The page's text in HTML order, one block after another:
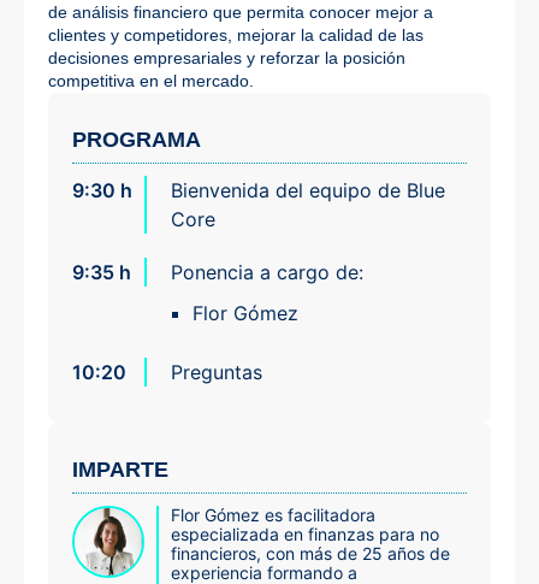
de análisis financiero que permita conocer mejor a
clientes y competidores, mejorar la calidad de las
decisiones empresariales y reforzar la posición
competitiva en el mercado.
PROGRAMA
9:30 h
Bienvenida del equipo de Blue
Core
9:35 h
Ponencia a cargo de:
Flor Gómez
10:20 Preguntas
IMPARTE
Flor Gómez es facilitadora
especializada en finanzas para no
financieros, con más de 25 años de
experiencia formando a